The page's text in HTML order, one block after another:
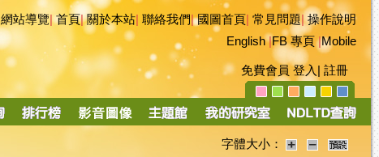
網站導覽|首頁|關於本站 聯絡我們|國圖首頁 常見問題|操作說明
English|FB 專頁|Mobile
免費會員 登入 註冊
字體大小：